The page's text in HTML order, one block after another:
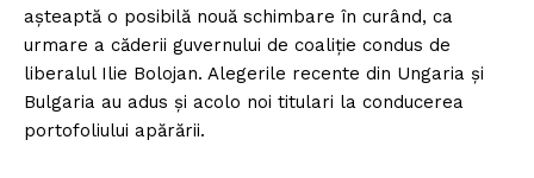
așteaptă o posibilă nouă schimbare în curând, ca
urmare a căderii guvernului de coaliție condus de
liberalul Ilie Bolojan. Alegerile recente din Ungaria și
Bulgaria au adus și acolo noi titulari la conducerea
portofoliului apărării.